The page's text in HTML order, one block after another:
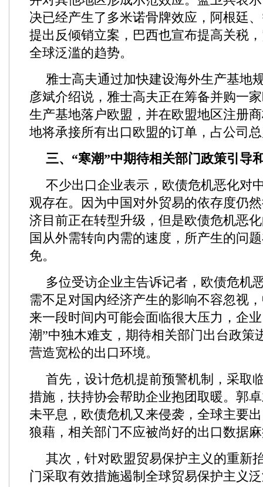
决已经产生了多米诺骨牌效应，阿根廷
提出反倾销立案，巴西也宣布提高关税
全球泛滥的趋势。
雅士高夫通过加快建设海外生产基地
彦斌介绍说，雅士高夫正在筹备并购一
生产基地落户欧盟，并在欧盟地区注册
地将承接所有出口欧盟的订单，占公司
三、“寒潮”中期待相关部门政策引
不少出口企业表示，欧债危机恶化对
观存在。因为中国对外贸易的依存度仍
济目前正在转型升级，但是欧债危机恶
国从外需转向内需的速度，所产生的问
免。
多位受访企业主告诉记者，欧债危机
需不足对国内经济产生的影响不容忽视
来一段时间内可能会面临很大压力，企
潮”中独木难支，期待相关部门出台政策
营造宽松的出口环境。
首先，设计危机提前预警机制，采取
措施，扶持协会帮助企业抱团取暖。郭
未平息，欧债危机又来侵袭，全球主要
狼藉，相关部门不应被尚好的出口数据
其次，针对欧盟贸易保护主义的重新
门采取有效措施遏制全球贸易保护主义